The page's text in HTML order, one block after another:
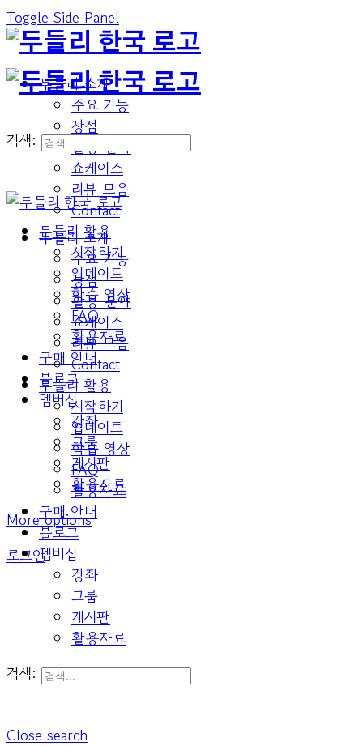
Toggle Side Panel
두들리 소개
주요 기능
장점
활용 분야
쇼케이스
리뷰 모음
Contact
두들리 활용
시작하기
업데이트
학습 영상
FAQ
활용자료
구매 안내
블로그
멤버십
강좌
그룹
게시판
활용자료
More options
로그인
검색:
두들리 소개
주요 기능
장점
활용 분야
쇼케이스
리뷰 모음
Contact
두들리 활용
시작하기
업데이트
학습 영상
FAQ
활용자료
구매 안내
블로그
멤버십
강좌
그룹
게시판
활용자료
검색:
Close search